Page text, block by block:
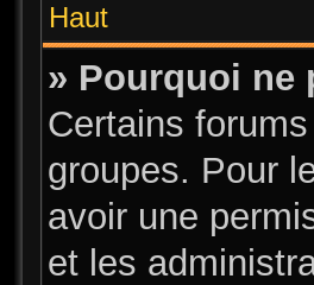
Haut
» Pourquoi ne
Certains
groupes. Pour
avoir une
et les